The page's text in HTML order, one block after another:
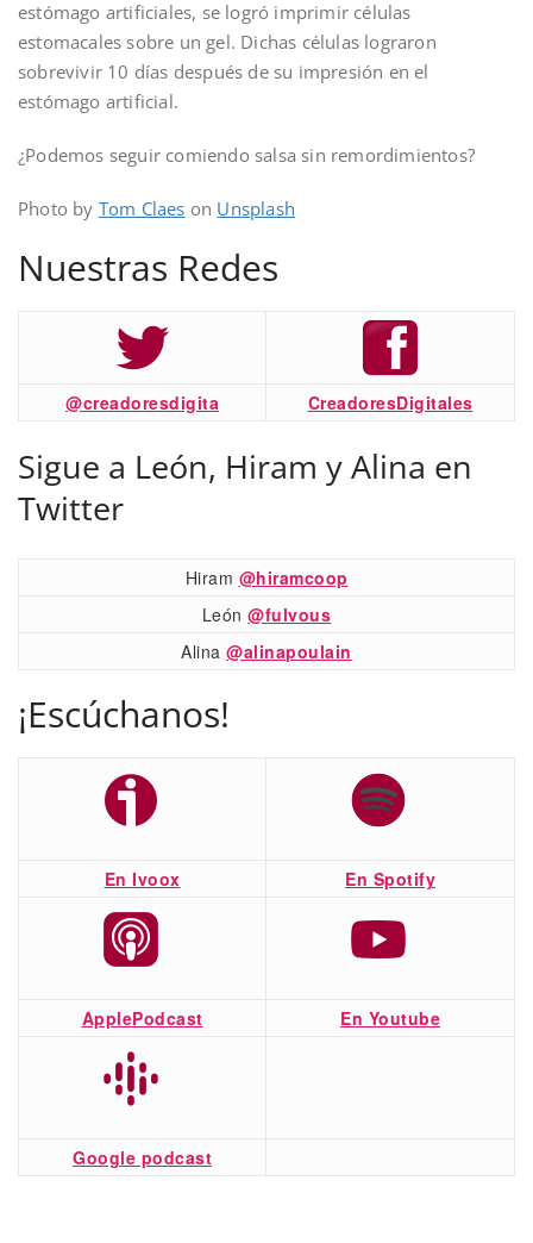
estómago artificiales, se logró imprimir células
estomacales sobre un gel. Dichas células lograron
sobrevivir 10 días después de su impresión en el
estómago artificial.
¿Podemos seguir comiendo salsa sin remordimientos?
Photo by Tom Claes on Unsplash
Nuestras Redes
@creadoresdigita CreadoresDigitales
Sigue a León, Hiram y Alina en
Twitter
Hiram @hiramcoop
León@fulvous
Alina@alinapoulain
¡Escúchanos!
En Ivoox En Spotify
ApplePodcast En Youtube
Google podcast